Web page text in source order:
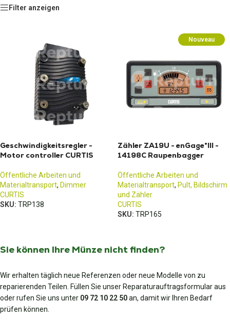
Filter anzeigen
Geschwindigkeitsregler -
Motor controller CURTIS
Öffentliche Arbeiten und
Materialtransport, Dimmer
CURTIS
SKU: TRP138
Nouveau
Zähler ZA19U - enGage®III -
14198C Raupenbagger
Öffentliche Arbeiten und
Materialtransport, Pult, Bildschirm
und Zähler
CURTIS
SKU: TRP165
Sie können Ihre Münze nicht finden?
Wir erhalten täglich neue Referenzen oder neue Modelle von zu
reparierenden Teilen. Füllen Sie unser Reparaturauftragsformular aus
oder rufen Sie uns unter 09 72 10 22 50an, damit wir Ihren Bedarf
prüfen können.